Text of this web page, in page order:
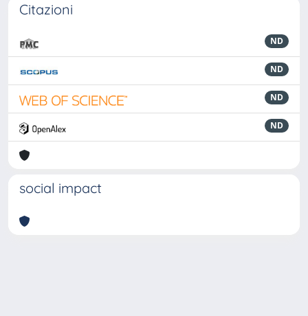
Citazioni
ND
ND
ND
ND
social impact